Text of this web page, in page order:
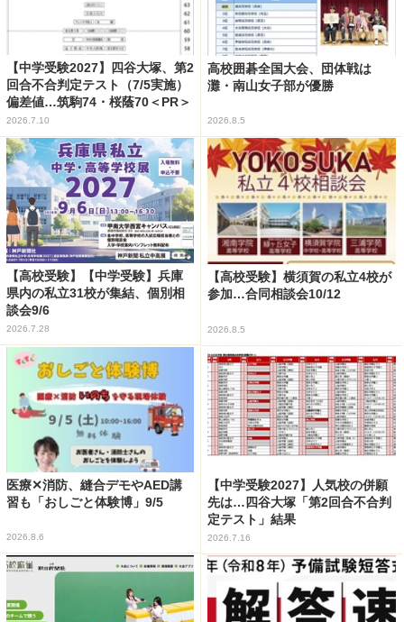
【中学受験2027】四谷大塚、第2
回合不合判定テスト（7/5実施）
偏差値…筑駒74・桜蔭70＜PR＞
2026.7.10
高校囲碁全国大会、団体戦は
灘・南山女子部が優勝
2026.8.5
【高校受験】【中学受験】兵庫
県内の私立31校が集結、個別相
談会9/6
2026.7.28
【高校受験】横須賀の私立4校が
参加…合同相談会10/12
2026.8.5
医療✕消防、縫合デモやAED講
習も「おしごと体験博」9/5
2026.8.6
【中学受験2027】人気校の併願
先は…四谷大塚「第2回合不合判
定テスト」結果
2026.7.16